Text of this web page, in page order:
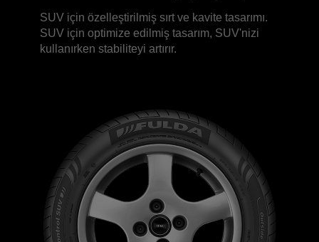
SUV için özelleştirilmiş sırt ve kavite tasarımı.
SUV için optimize edilmiş tasarım, SUV'nizi
kullanırken stabiliteyi artırır.